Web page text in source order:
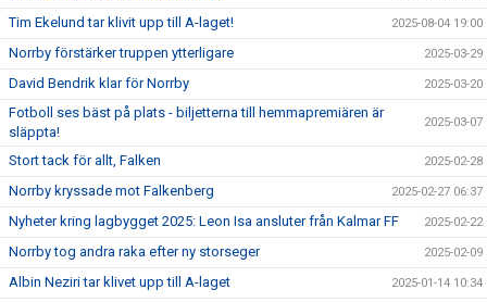
Tim Ekelund tar klivit upp till A-laget! 2025-08-04 19:00
Norrby förstärker truppen ytterligare 2025-03-29
David Bendrik klar för Norrby 2025-03-20
Fotboll ses bäst på plats - biljetterna till hemmapremiären är
släppta!
2025-03-07
Stort tack för allt, Falken 2025-02-28
Norrby kryssade mot Falkenberg 2025-02-27 06:37
Nyheter kring lagbygget 2025: Leon Isa ansluter från Kalmar FF 2025-02-22
Norrby tog andra raka efter ny storseger 2025-02-09
Albin Neziri tar klivet upp till A-laget 2025-01-14 10:34